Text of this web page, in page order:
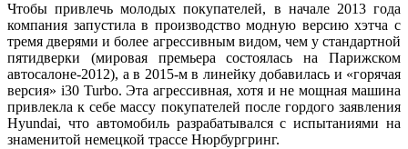
Чтобы привлечь молодых покупателей, в начале 2013 года
компания запустила в производство модную версию хэтча с
тремя дверями и более агрессивным видом, чем у стандартной
пятидверки (мировая премьера состоялась на Парижском
автосалоне-2012), а в 2015-м в линейку добавилась и «горячая
версия» i30 Turbo. Эта агрессивная, хотя и не мощная машина
привлекла к себе массу покупателей после гордого заявления
Hyundai, что автомобиль разрабатывался с испытаниями на
знаменитой немецкой трассе Нюрбургринг.